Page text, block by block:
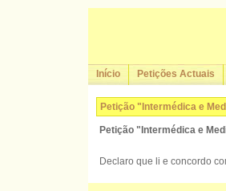
Início Petições Actuais
Petição "Intermédica e
Petição "Intermédica e
Declaro que li e concordo